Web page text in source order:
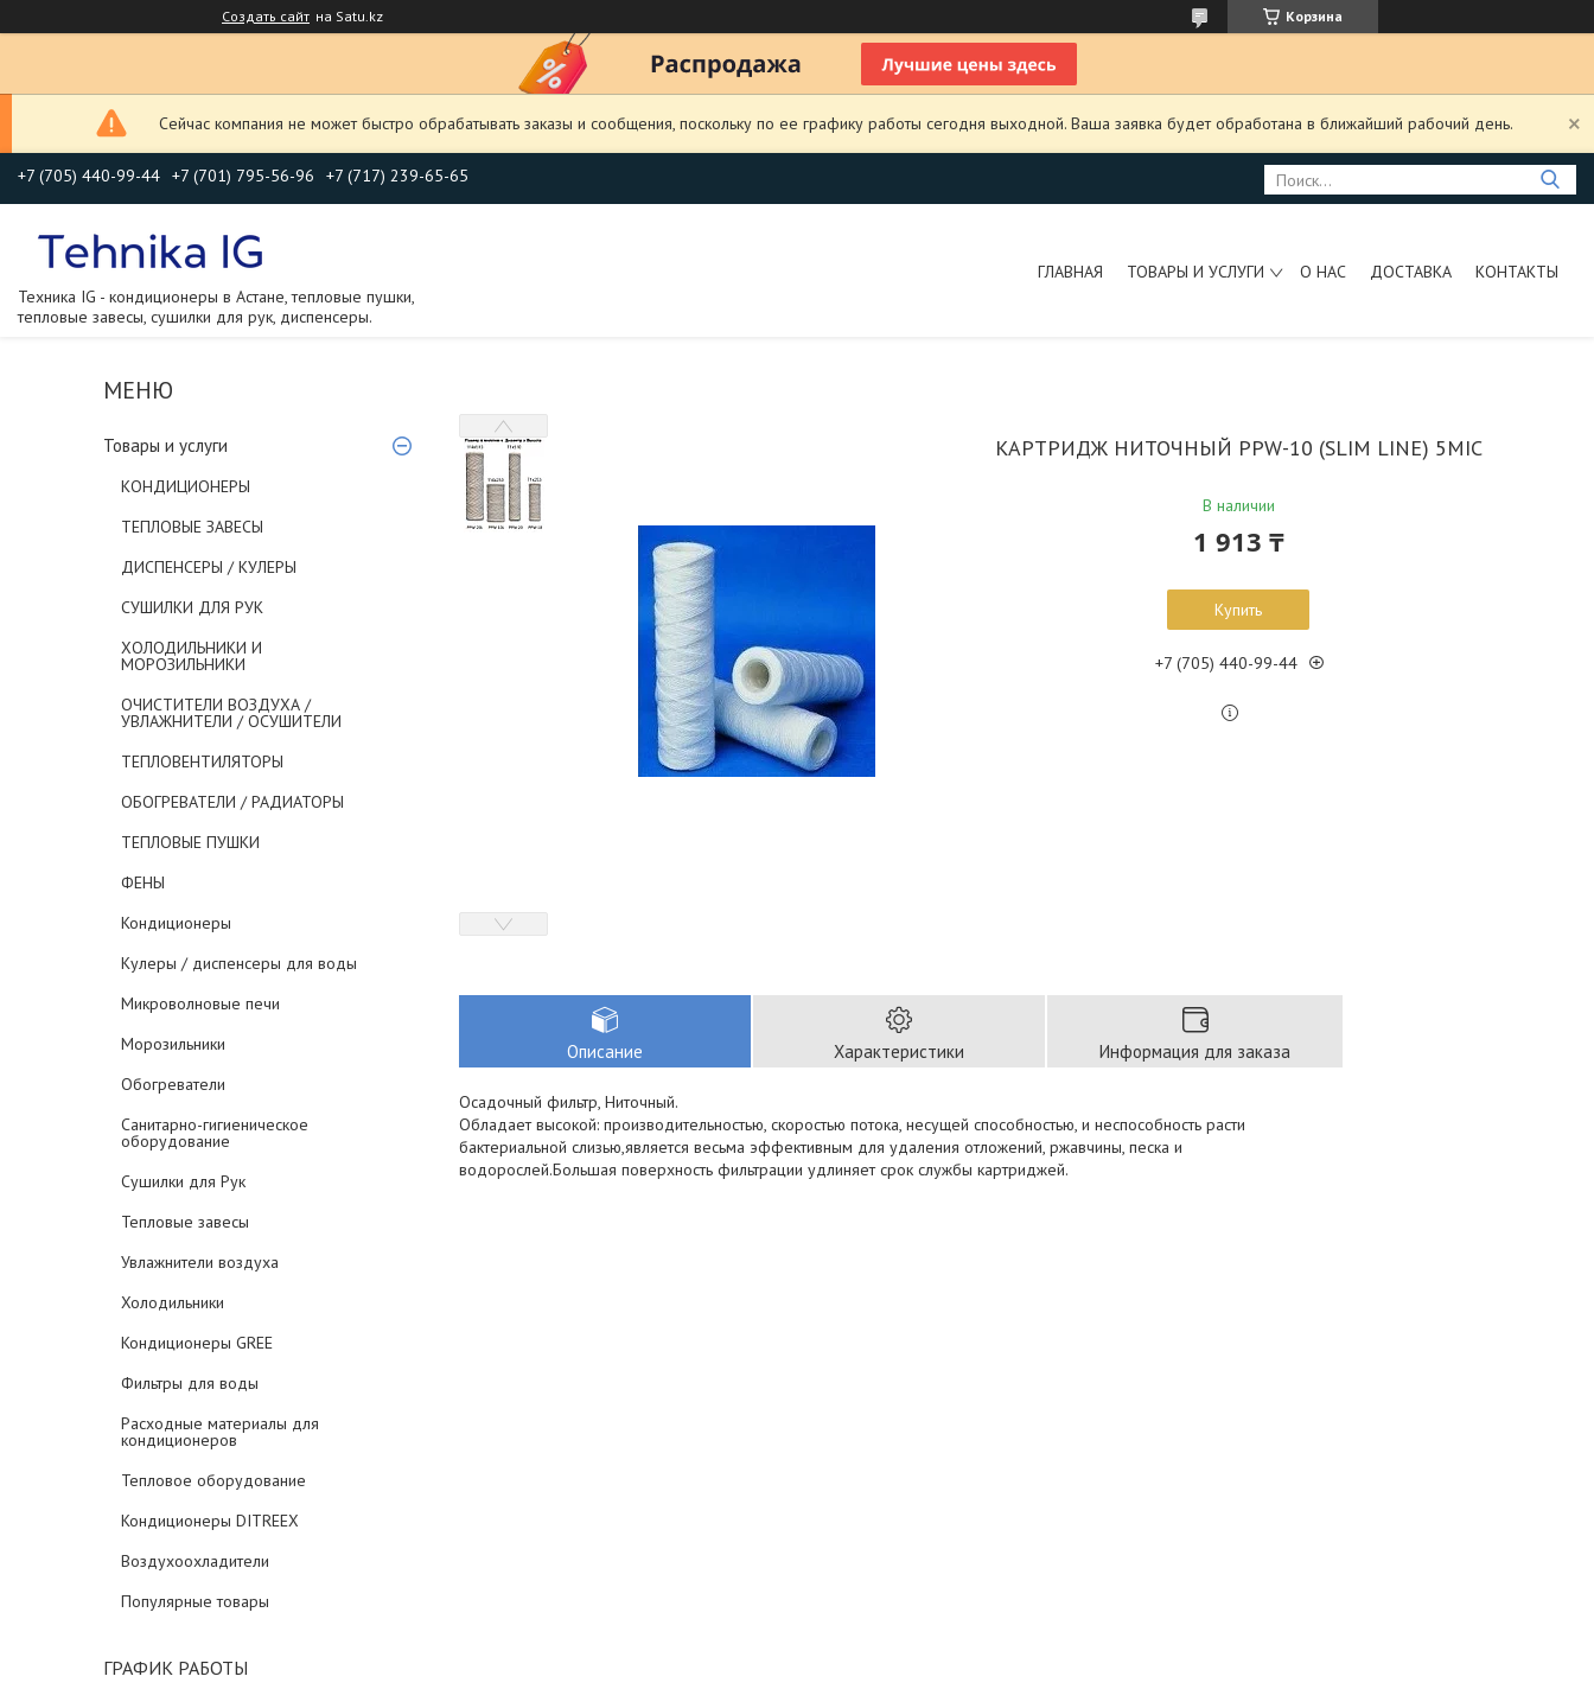
Создать сайт на Satu.kz Корзина
Сейчас компания не может быстро обрабатывать заказы и сообщения, поскольку по ее графику работы сегодня выходной. Ваша заявка будет обработана в ближайший рабочий день.
+7 (705) 440-99-44 +7 (701) 795-56-96 +7 (717) 239-65-65
Техника IG - кондиционеры в Астане, тепловые пушки,
тепловые завесы, сушилки для рук, диспенсеры.
ГЛАВНАЯ ТОВАРЫ И УСЛУГИ О НАС ДОСТАВКА КОНТАКТЫ
Товары и услуги
КОНДИЦИОНЕРЫ
ТЕПЛОВЫЕ ЗАВЕСЫ
ДИСПЕНСЕРЫ / КУЛЕРЫ
СУШИЛКИ ДЛЯ РУК
ХОЛОДИЛЬНИКИ И
МОРОЗИЛЬНИКИ
ОЧИСТИТЕЛИ ВОЗДУХА /
УВЛАЖНИТЕЛИ / ОСУШИТЕЛИ
ТЕПЛОВЕНТИЛЯТОРЫ
ОБОГРЕВАТЕЛИ / РАДИАТОРЫ
ТЕПЛОВЫЕ ПУШКИ
ФЕНЫ
Кондиционеры
Кулеры / диспенсеры для воды
Микроволновые печи
Морозильники
Обогреватели
Санитарно-гигиеническое
оборудование
Сушилки для Рук
Тепловые завесы
Увлажнители воздуха
Холодильники
Кондиционеры GREE
Фильтры для воды
Расходные материалы для
кондиционеров
Тепловое оборудование
Кондиционеры DITREEX
Воздухоохладители
Популярные товары
ГРАФИК РАБОТЫ
КАРТРИДЖ НИТОЧНЫЙ PPW-10 (SLIM LINE) 5MIC
В наличии
1 913 ₸
Купить
+7 (705) 440-99-44
Описание Характеристики Информация для заказа
Осадочный фильтр, Ниточный.
Обладает высокой: производительностью, скоростью потока, несущей способностью, и неспособность расти
бактериальной слизью,является весьма эффективным для удаления отложений, ржавчины, песка и
водорослей.Большая поверхность фильтрации удлиняет срок службы картриджей.